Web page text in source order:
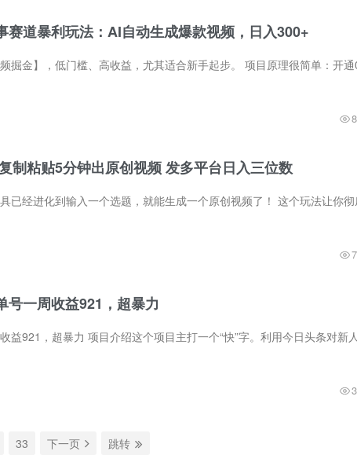
赛道暴利玩法：AI自动生成爆款视频，日入300+
槛、高收益，尤其适合新手起步。 项目原理很简单：开通0粉头条号，利用配套的AI软件和提示词，批量生成奇谭故事视频发布。只要视频产生阅读和
8
制粘贴5分钟出原创视频 发多平台日入三位数
7
号一周收益921，超暴力
这个项目主打一个“快”字。利用今日头条对新人的流量扶持和推荐算法，配合AI一键生成高质量爆款文章。不用你有文采，只要选对赛道（...
3
33 下一页 跳转